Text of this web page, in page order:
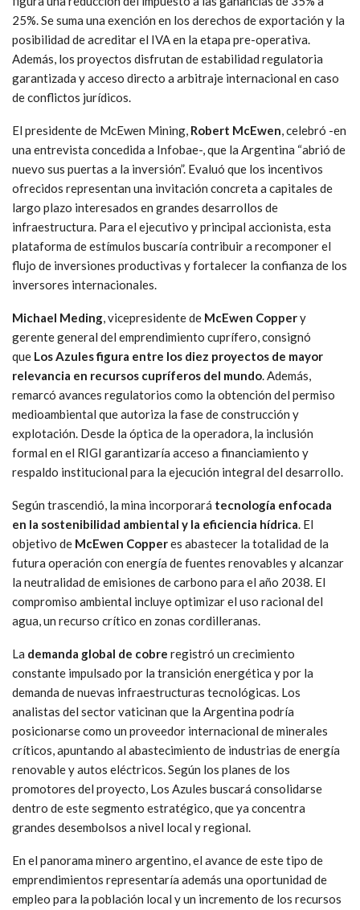
25%. Se suma una exención en los derechos de exportación y la
posibilidad de acreditar el IVA en la etapa pre-operativa.
Además, los proyectos disfrutan de estabilidad regulatoria
garantizada y acceso directo a arbitraje internacional en caso
de conflictos jurídicos.
El presidente de McEwen Mining, Robert McEwen, celebró -en
una entrevista concedida a Infobae-, que la Argentina “abrió de
nuevo sus puertas a la inversión”. Evaluó que los incentivos
ofrecidos representan una invitación concreta a capitales de
largo plazo interesados en grandes desarrollos de
infraestructura. Para el ejecutivo y principal accionista, esta
plataforma de estímulos buscaría contribuir a recomponer el
flujo de inversiones productivas y fortalecer la confianza de los
inversores internacionales.
Michael Meding, vicepresidente de McEwen Coppery
gerente general del emprendimiento cuprífero, consignó
que Los Azules figura entre los diez proyectos de mayor
relevancia en recursos cupríferos del mundo. Además,
remarcó avances regulatorios como la obtención del permiso
medioambiental que autoriza la fase de construcción y
explotación. Desde la óptica de la operadora, la inclusión
formal en el RIGI garantizaría acceso a financiamiento y
respaldo institucional para la ejecución integral del desarrollo.
Según trascendió, la mina incorporará tecnología enfocada
en la sostenibilidad ambiental y la eficiencia hídrica. El
objetivo de McEwen Copperes abastecer la totalidad de la
futura operación con energía de fuentes renovables y alcanzar
la neutralidad de emisiones de carbono para el año 2038. El
compromiso ambiental incluye optimizar el uso racional del
agua, un recurso crítico en zonas cordilleranas.
La demanda global de cobre registró un crecimiento
constante impulsado por la transición energética y por la
demanda de nuevas infraestructuras tecnológicas. Los
analistas del sector vaticinan que la Argentina podría
posicionarse como un proveedor internacional de minerales
críticos, apuntando al abastecimiento de industrias de energía
renovable y autos eléctricos. Según los planes de los
promotores del proyecto, Los Azules buscará consolidarse
dentro de este segmento estratégico, que ya concentra
grandes desembolsos a nivel local y regional.
En el panorama minero argentino, el avance de este tipo de
emprendimientos representaría además una oportunidad de
empleo para la población local y un incremento de los recursos